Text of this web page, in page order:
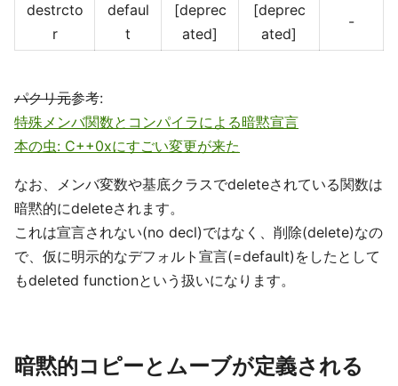
destrcto
r
defaul
t
[deprec
ated]
[deprec
ated]
-
パクリ元参考:
特殊メンバ関数とコンパイラによる暗黙宣言
本の虫: C++0xにすごい変更が来た
なお、メンバ変数や基底クラスでdeleteされている関数は
暗黙的にdeleteされます。
これは宣言されない(no decl)ではなく、削除(delete)なの
で、仮に明示的なデフォルト宣言(=default)をしたとして
もdeleted functionという扱いになります。
暗黙的コピーとムーブが定義される